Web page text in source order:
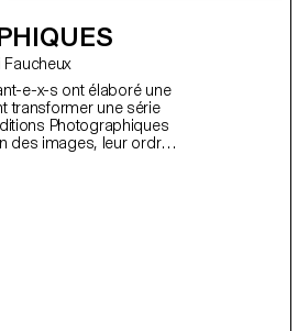
Faucheux
e-x-s ont élaboré une
transformer une série
Photographiques
des images, leur ordre,